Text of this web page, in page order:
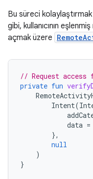
Bu süreci
gibi, kullanıcının
açmak üzere
// Request access
private fun
Intent(
data =
},
null
)
}